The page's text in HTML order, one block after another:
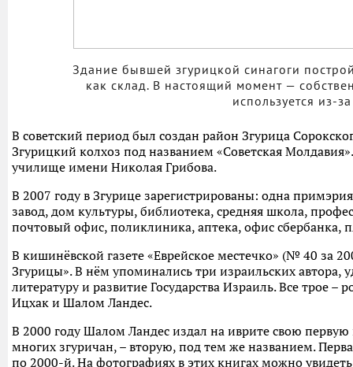
Здание бывшей згурицкой синагоги
как склад. В настоящий момент —
используется из-
В советский период был создан район Згурица
Згурицкий колхоз под названием «Советская
училище имени Николая Грибова.
В 2007 году в Згурице зарегистрированы: одна
завод, дом культуры, библиотека, средняя школа,
почтовый офис, поликлиника, аптека, офис сбербанка,
В кишинёвской газете «Еврейское местечко» (№ 40 за
Згурицы». В нём упоминались три израильских
литературу и развитие Государства Израиль. Все
Ицхак и Шалом Ландес.
В 2000 году Шалом Ландес издал на иврите свою
многих згуричан, – вторую, под тем же названием.
по 2000-й. На фотографиях в этих книгах можно